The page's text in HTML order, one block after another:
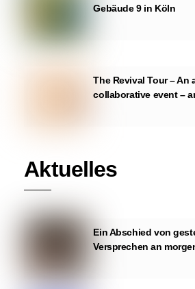
Gebäude 9 in Köln
The Revival Tour – An
collaborative event –
Aktuelles
Ein Abschied von
Versprechen an